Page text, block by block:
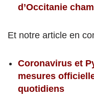
d’Occitanie
Et notre article en
Coronavirus et
mesures
quotidiens